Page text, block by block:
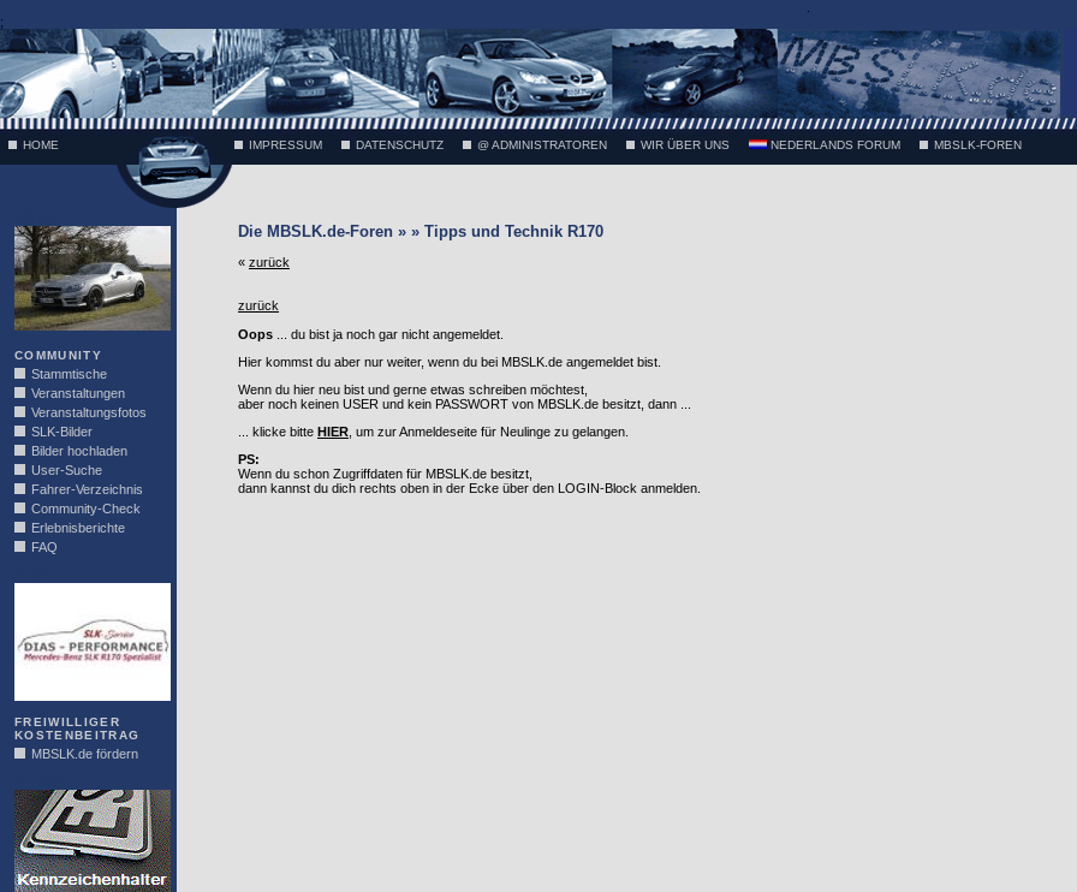
;
HOME IMPRESSUM DATENSCHUTZ @ ADMINISTRATOREN WIR ÜBER UNS NEDERLANDS FORUM MBSLK-FOREN
COMMUNITY
Stammtische
Veranstaltungen
Veranstaltungsfotos
SLK-Bilder
Bilder hochladen
User-Suche
Fahrer-Verzeichnis
Community-Check
Erlebnisberichte
FAQ
FREIWILLIGER
KOSTENBEITRAG
MBSLK.de fördern
Die MBSLK.de-Foren » » Tipps und Technik R170
« zurück
zurück
Oops ... du bist ja noch gar nicht angemeldet.
Hier kommst du aber nur weiter, wenn du bei MBSLK.de angemeldet bist.
Wenn du hier neu bist und gerne etwas schreiben möchtest,
aber noch keinen USER und kein PASSWORT von MBSLK.de besitzt, dann ...
... klicke bitte HIER , um zur Anmeldeseite für Neulinge zu gelangen.
PS:
Wenn du schon Zugriffdaten für MBSLK.de besitzt,
dann kannst du dich rechts oben in der Ecke über den LOGIN-Block anmelden.